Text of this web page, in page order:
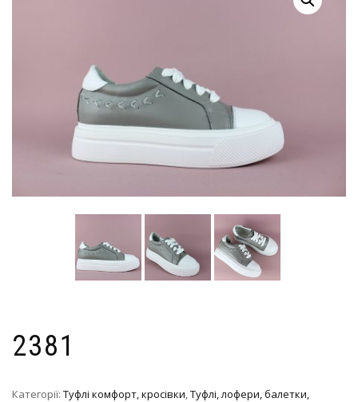
2381
Категорії: Туфлі комфорт, кросівки,Туфлі, лофери, балетки,